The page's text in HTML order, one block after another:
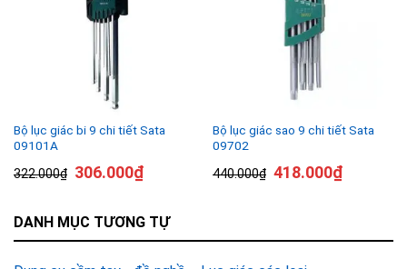
Bộ lục giác bi 9 chi tiết Sata
09101A
322.000₫ 306.000₫
Bộ lục giác sao 9 chi tiết Sata
09702
440.000₫ 418.000₫
DANH MỤC TƯƠNG TỰ